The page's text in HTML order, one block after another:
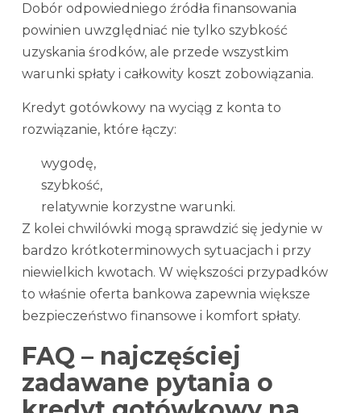
Dobór odpowiedniego źródła finansowania
powinien uwzględniać nie tylko szybkość
uzyskania środków, ale przede wszystkim
warunki spłaty i całkowity koszt zobowiązania.
Kredyt gotówkowy na wyciąg z konta to
rozwiązanie, które łączy:
wygodę,
szybkość,
relatywnie korzystne warunki.
Z kolei chwilówki mogą sprawdzić się jedynie w
bardzo krótkoterminowych sytuacjach i przy
niewielkich kwotach. W większości przypadków
to właśnie oferta bankowa zapewnia większe
bezpieczeństwo finansowe i komfort spłaty.
FAQ – najczęściej
zadawane pytania o